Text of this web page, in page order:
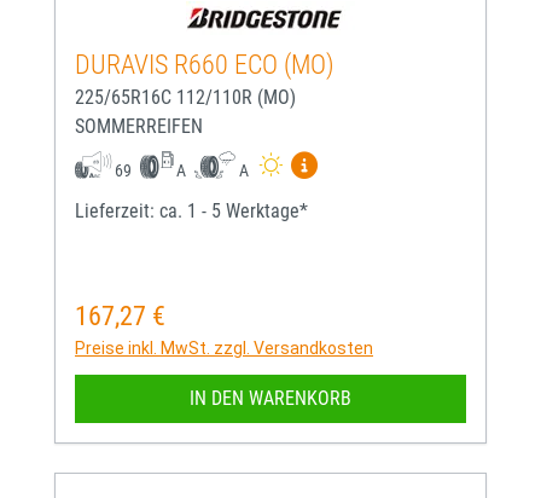
DURAVIS R660 ECO (MO)
225/65R16C 112/110R (MO)
SOMMERREIFEN
69 A A
Mehr Informationen zum
Lieferzeit: ca. 1 - 5 Werktage*
Regulärer Preis:
167,27 €
Preise inkl. MwSt. zzgl. Versandkosten
IN DEN WARENKORB